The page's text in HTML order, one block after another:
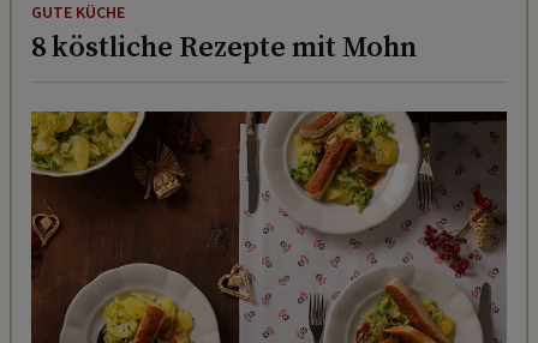
GUTE KÜCHE
8 köstliche Rezepte mit Mohn